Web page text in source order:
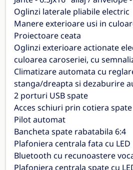
Oglinzi laterale pliabile electric
Manere exterioare usi in
Proiectoare ceata
Oglinzi exterioare actionate
culoarea caroseriei, cu
Climatizare automata cu
stanga/dreapta si dezaburire
2 porturi USB spate
Acces schiuri prin cotiera spate
Pilot automat
Bancheta spate rabatabila 6:4
Plafoniera centrala fata cu LED
Bluetooth cu recunoastere
Plafoniera centrala spate cu